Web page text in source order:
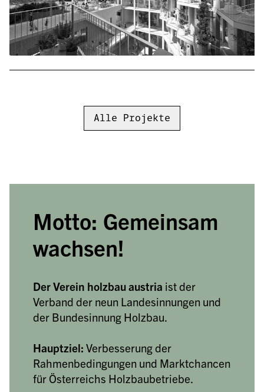
Alle Projekte
Motto: Gemeinsam
wachsen!
Der Verein holzbau austria ist der
Verband der neun Landesinnungen und
der Bundesinnung Holzbau.
Hauptziel: Verbesserung der
Rahmenbedingungen und Marktchancen
für Österreichs Holzbaubetriebe.